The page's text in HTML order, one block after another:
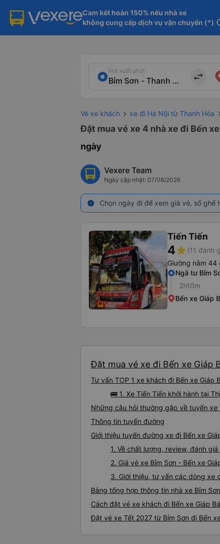
Cam kết hoàn 150% nếu nhà xe
không cung cấp dịch vụ vận chuyển (*)
Nơi xuất phát
import_export
Vé xe khách xe đi Hà Nội từ Thanh Hóa
Đặt mua vé xe 4 nhà xe đi Bến
ngày
Vexere Team
Ngày cập nhật: 07/08/2026
info Chọn ngày đi để xem giá vé, số
Tiến Tiến
4star (11 đánh
Giường nằm 44
Ngã tư Bỉm
2h10m
Bến xe Giáp
Đặt mua vé xe đi Bến xe Giáp
Tư vấn TOP 1 xe khách đi Bến xe
🚌 1. Xe Tiến Tiến khởi hành tại
Những câu hỏi thường gặp về tuyến xe
Thông tin tuyến đường
Giới thiệu tuyến đường xe đi Bến xe
1. Về chất lượng, review, đánh
2. Giá vé xe Bỉm Sơn - Bến xe
3. Giới thiệu, tư vấn các dòng xe
Bảng tổng hợp thông tin nhà xe Bỉm
Cách đặt vé xe khách đi Bến xe Giáp
Đặt vé xe Tết 2027 từ Bỉm Sơn đi Bến